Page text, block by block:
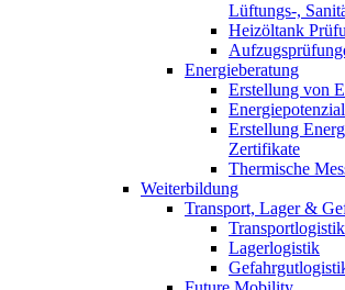
Lüftungs-,
Heizöltank
Energieberatung
Erstellung von
Erstellung
Zertifikate
Thermische
Weiterbildung
Transport, Lager &
Transportlogistik
Lagerlogistik